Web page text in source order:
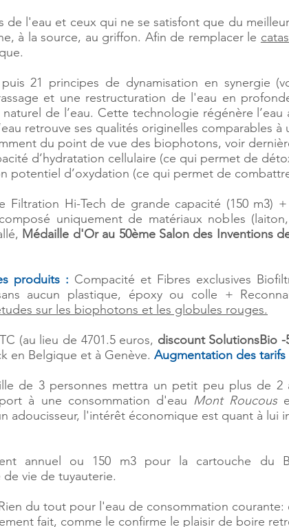
de l'eau et ceux qui ne se satisfont que du
à la source, au griffon. Afin de remplacer le
21 principes de dynamisation en synergie
et une restructuration de l'eau en
de l’eau. Cette technologie régénère
retrouve ses qualités originelles comparables
du point de vue des biophotons, voir
d’hydratation cellulaire (ce qui permet de
potentiel d’oxydation (ce qui permet de
Filtration Hi-Tech de grande capacité (150 m3)
uniquement de matériaux nobles
Médaille d'Or au 50ème Salon des Inventions
produits : Compacité et Fibres exclusives
aucun plastique, époxy ou colle +
sur les biophotons et les globules rouges.
(au lieu de 4701.5 euros, discount SolutionsBio -
en Belgique et à Genève. Augmentation des tarifs
de 3 personnes mettra un petit peu plus de
à une consommation d'eau Mont Roucous
adoucisseur, l'intérêt économique est quant à lui
annuel ou 150 m3 pour la cartouche du
vie de tuyauterie.
du tout pour l'eau de consommation courante:
fait, comme le confirme le plaisir de boire